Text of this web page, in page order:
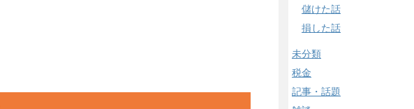
儲けた話
損した話
未分類
税金
記事・話題